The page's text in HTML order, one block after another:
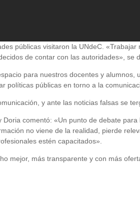
públicas visitaron la UNdeC.
de contar con las autoridades», se
para nuestros docentes y
políticas públicas en torno a la
y ante las noticias falsas se
Doria comentó: «Un punto de debate
no viene de la realidad, pierde
estén capacitados».
mejor, más transparente y con más